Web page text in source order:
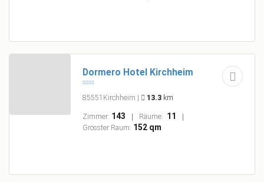
Dormero Hotel Kirchheim
85551Kirchheim 13.3 km
Zimmer: 143 Räume: 11
Grösster Raum: 152 qm